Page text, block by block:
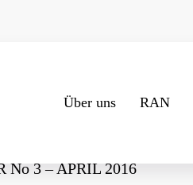
Über uns RAN
No 3 – APRIL 2016